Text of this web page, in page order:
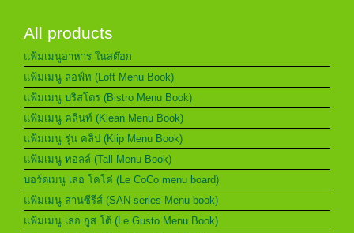
All products
แฟ้มเมนูอาหาร ในสต๊อก
แฟ้มเมนู ลอฟ์ท (Loft Menu Book)
แฟ้มเมนู บริสโตร (Bistro Menu Book)
แฟ้มเมนู คลีนท์ (Klean Menu Book)
แฟ้มเมนู รุ่น คลิป (Klip Menu Book)
แฟ้มเมนู ทอลล์ (Tall Menu Book)
บอร์ดเมนู เลอ โคโค่ (Le CoCo menu board)
แฟ้มเมนู สานซีรีส์ (SAN series Menu book)
แฟ้มเมนู เลอ กูส โต้ (Le Gusto Menu Book)